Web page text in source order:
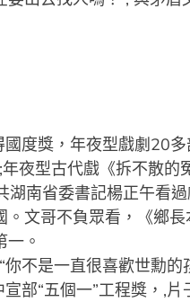
度獎，年夜型戲劇20
夜型古代戲《拆不散的
南省委書記楊正午看
文哥不負眾看，《鄉長
。
不是一直很喜歡世勳的
部“五個一”工程獎，,片